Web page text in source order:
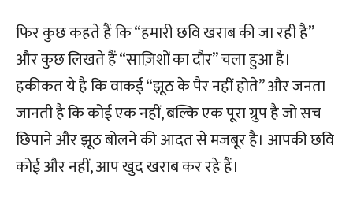
फिर कुछ कहते हैं कि “हमारी छवि खराब की जा रही है”
और कुछ लिखते हैं “साज़िशों का दौर” चला हुआ है।
हकीकत ये है कि वाकई “झूठ के पैर नहीं होते” और जनता
जानती है कि कोई एक नहीं, बल्कि एक पूरा ग्रुप है जो सच
छिपाने और झूठ बोलने की आदत से मजबूर है। आपकी छवि
कोई और नहीं, आप खुद खराब कर रहे हैं।